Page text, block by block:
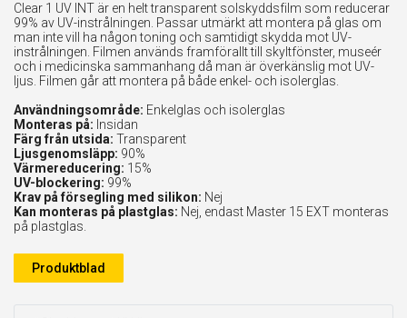
Clear 1 UV INT är en helt transparent solskyddsfilm som reducerar
99% av UV-instrålningen. Passar utmärkt att montera på glas om
man inte vill ha någon toning och samtidigt skydda mot UV-
instrålningen. Filmen används framförallt till skyltfönster, museér
och i medicinska sammanhang då man är överkänslig mot UV-
ljus. Filmen går att montera på både enkel- och isolerglas.
Användningsområde: Enkelglas och isolerglas
Monteras på: Insidan
Färg från utsida: Transparent
Ljusgenomsläpp: 90%
Värmereducering: 15%
UV-blockering: 99%
Krav på försegling med silikon: Nej
Kan monteras på plastglas: Nej, endast Master 15 EXT monteras
på plastglas.
Produktblad